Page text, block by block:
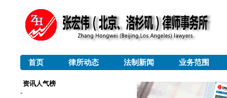
首页 律所动态 法制新闻 业务范围
资讯人气榜
-